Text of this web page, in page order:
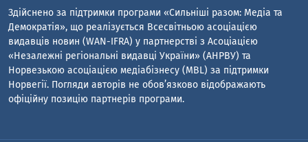
Здійснено за підтримки програми «Сильніші разом: Медіа та
Демократія», що реалізується Всесвітньою асоціацією
видавців новин (WAN-IFRA) у партнерстві з Асоціацією
«Незалежні регіональні видавці України» (АНРВУ) та
Норвезькою асоціацією медіабізнесу (MBL) за підтримки
Норвегії. Погляди авторів не обов’язково відображають
офіційну позицію партнерів програми.